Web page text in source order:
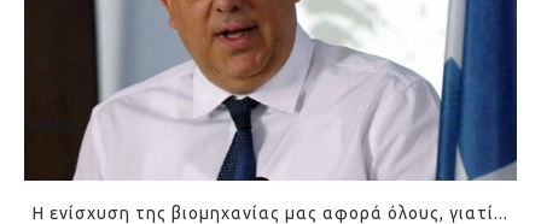
Η ενίσχυση της βιομηχανίας μας αφορά όλους, γιατί...